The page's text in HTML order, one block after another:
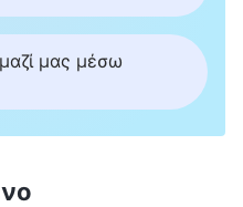
μας μέσω